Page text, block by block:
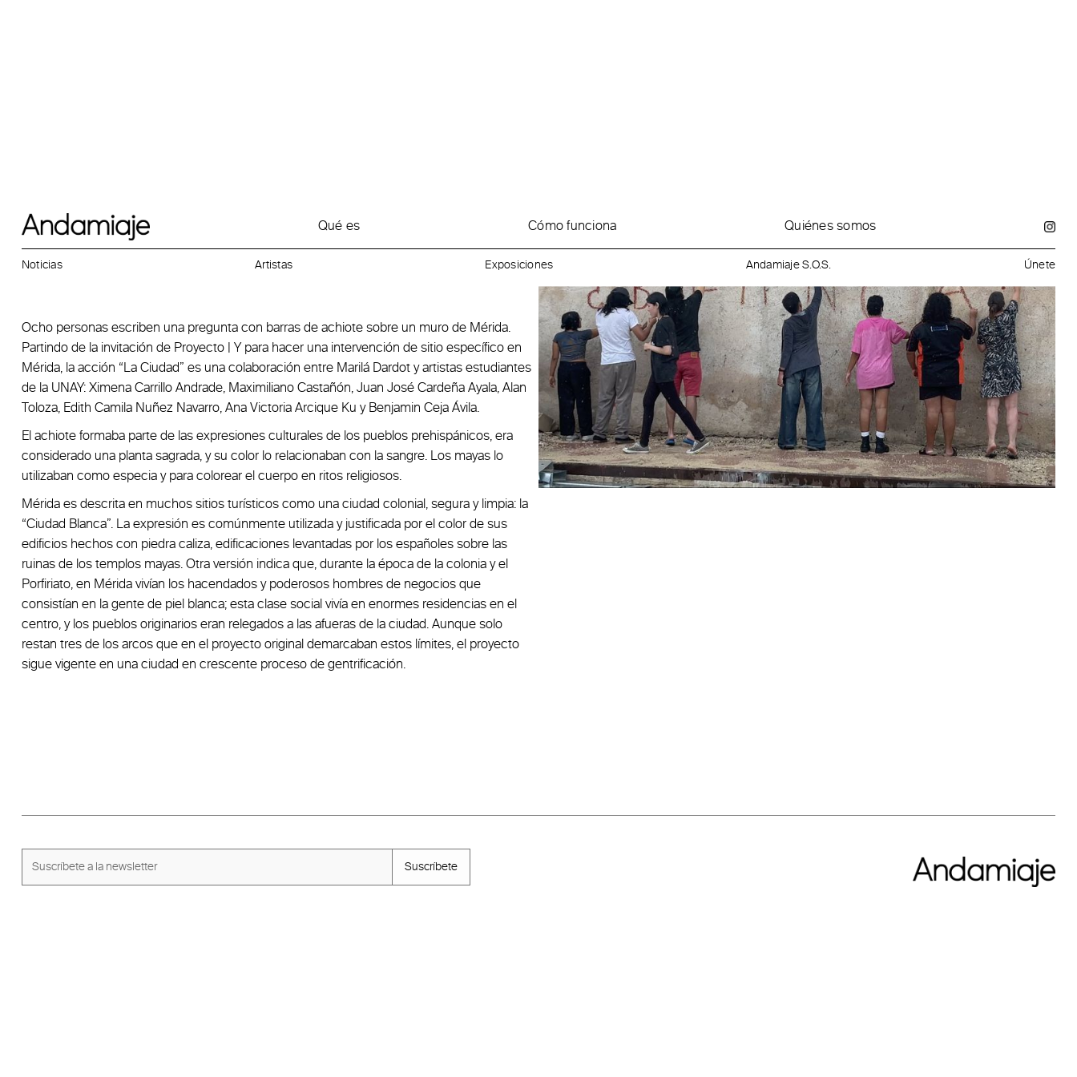
Qué es Cómo funciona Quiénes somos
Noticias Artistas Exposiciones Andamiaje S.O.S. Únete
Marilá Dardot en Proyecto Y
Ocho personas escriben una pregunta con barras de achiote sobre un muro de Mérida.
Partindo de la invitación de Proyecto | Y para hacer una intervención de sitio específico en
Mérida, la acción “La Ciudad” es una colaboración entre Marilá Dardot y artistas estudiantes
de la UNAY: Ximena Carrillo Andrade, Maximiliano Castañón, Juan José Cardeña Ayala, Alan
Toloza, Edith Camila Nuñez Navarro, Ana Victoria Arcique Ku y Benjamin Ceja Ávila.
El achiote formaba parte de las expresiones culturales de los pueblos prehispánicos, era
considerado una planta sagrada, y su color lo relacionaban con la sangre. Los mayas lo
utilizaban como especia y para colorear el cuerpo en ritos religiosos.
Mérida es descrita en muchos sitios turísticos como una ciudad colonial, segura y limpia: la
“Ciudad Blanca”. La expresión es comúnmente utilizada y justificada por el color de sus
edificios hechos con piedra caliza, edificaciones levantadas por los españoles sobre las
ruinas de los templos mayas. Otra versión indica que, durante la época de la colonia y el
Porfiriato, en Mérida vivían los hacendados y poderosos hombres de negocios que
consistían en la gente de piel blanca; esta clase social vivía en enormes residencias en el
centro, y los pueblos originarios eran relegados a las afueras de la ciudad. Aunque solo
restan tres de los arcos que en el proyecto original demarcaban estos límites, el proyecto
sigue vigente en una ciudad en crescente proceso de gentrificación.